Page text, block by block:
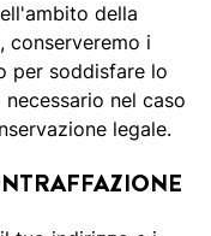
della
conserveremo i
per soddisfare lo
nel caso
legale.